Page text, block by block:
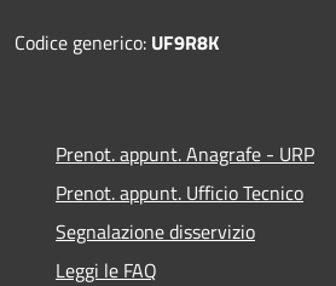
Codice generico: UF9R8K
Prenot. appunt. Anagrafe - URP
Prenot. appunt. Ufficio Tecnico
Segnalazione disservizio
Leggi le FAQ